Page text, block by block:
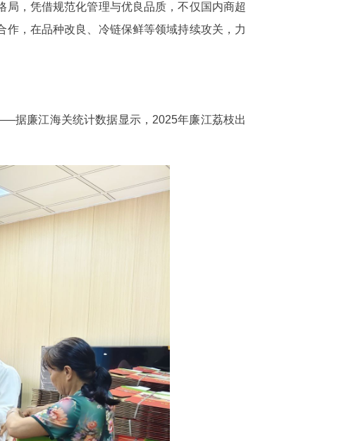
，凭借规范化管理与优良品质，不仅国内商超
，在品种改良、冷链保鲜等领域持续攻关，力
据廉江海关统计数据显示，2025年廉江荔枝出